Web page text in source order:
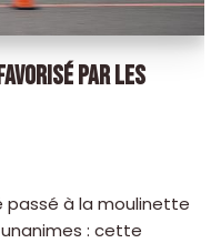
PAR LES
passé à la moulinette
: cette